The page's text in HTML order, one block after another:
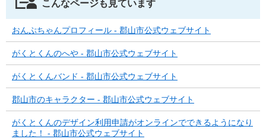
こんなページも見ています
おんぷちゃんプロフィール - 郡山市公式ウェブサイト
がくとくんのへや - 郡山市公式ウェブサイト
がくとくんバンド - 郡山市公式ウェブサイト
郡山市のキャラクター - 郡山市公式ウェブサイト
がくとくんのデザイン利用申請がオンラインでできるようになり
ました！ - 郡山市公式ウェブサイト